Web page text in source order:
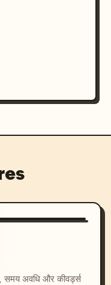
समय अवधि और कीवर्ड्स